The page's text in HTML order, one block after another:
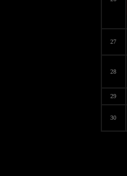
27
28
29
30